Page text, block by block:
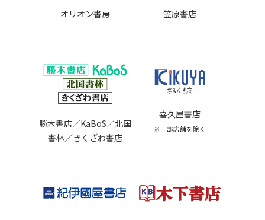
オリオン書房 笠原書店
勝木書店／KaBoS／北国
書林／きくざわ書店
喜久屋書店
※一部店舗を除く